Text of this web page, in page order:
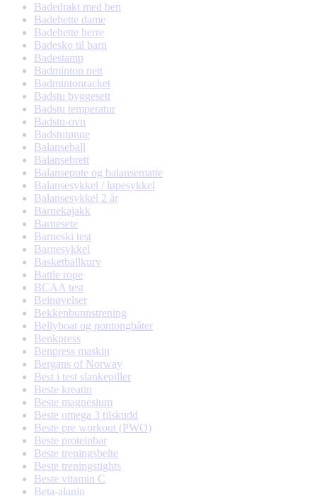
Badedrakt med ben
Badehette dame
Badehette herre
Badesko til barn
Badestamp
Badminton nett
Badmintonracket
Badstu byggesett
Badstu temperatur
Badstu-ovn
Badstutønne
Balanseball
Balansebrett
Balansepute og balansematte
Balansesykkel / løpesykkel
Balansesykkel 2 år
Barnekajakk
Barnesete
Barneski test
Barnesykkel
Basketballkurv
Battle rope
BCAA test
Beinøvelser
Bekkenbunnstrening
Bellyboat og pontongbåter
Benkpress
Benpress maskin
Bergans of Norway
Best i test slankepiller
Beste kreatin
Beste magnesium
Beste omega 3 tilskudd
Beste pre workout (PWO)
Beste proteinbar
Beste treningsbelte
Beste treningstights
Beste vitamin C
Beta-alanin